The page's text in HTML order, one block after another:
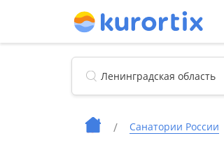
Санатории России